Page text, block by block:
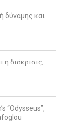
δύναμης και
διάκρισις,
“Odysseus”,